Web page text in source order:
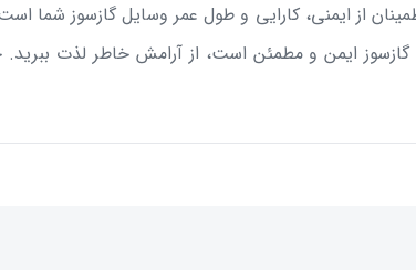
از ایمنی، کارایی و طول عمر وسایل گازسوز شما
ایمن و مطمئن است، از آرامش خاطر لذت